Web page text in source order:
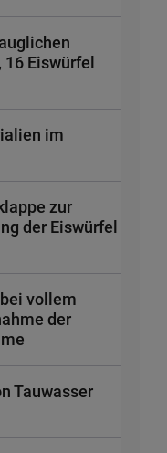
Eiswürfel
im
zur
der Eiswürfel
vollem
der
Tauwasser